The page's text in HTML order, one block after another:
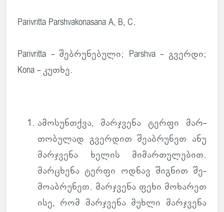
Parivritta Parshvakonasana A, B, C.
Parivritta - შებ­რუ­ნე­ბული; Parshva - გვერდი;
Kona - კუთხე.
ამო­სუნ­თქვა, მარ­ჯვენა ტერფი მარ­
თო­ბუ­ლად გვერ­დით შე­აბ­რუ­ნეთ ანუ
მარ­ჯვენა ხელის მი­მარ­თუ­ლე­ბით.
მარ­ცხენა ტერფი ოდნავ შიგ­ნით შე­
მო­აბ­რუ­ნეთ. მარ­ჯვენა ფეხი მო­ხა­რეთ
ისე, რომ მარ­ჯვენა მუხლი მარ­ჯვენა